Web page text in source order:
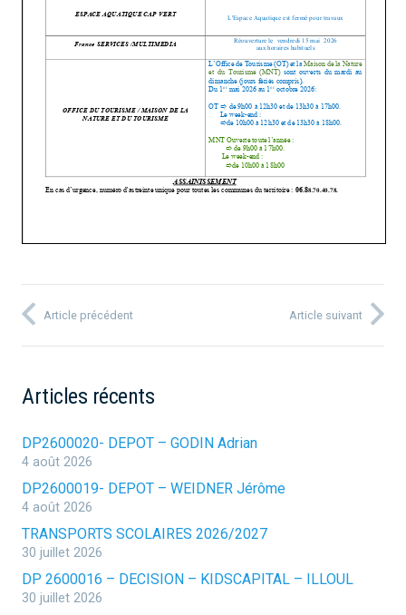
Article précédent Article suivant
Articles récents
DP2600020- DEPOT – GODIN Adrian
4 août 2026
DP2600019- DEPOT – WEIDNER Jérôme
4 août 2026
TRANSPORTS SCOLAIRES 2026/2027
30 juillet 2026
DP 2600016 – DECISION – KIDSCAPITAL – ILLOUL
30 juillet 2026